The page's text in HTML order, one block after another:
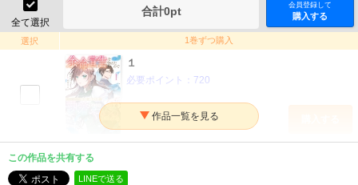
掲載誌
出版社
全て選択
合計0pt 会員登録して
購入する
選択 1巻ずつ購入
１
必要ポイント： 720
必要ポイント：
この作品を共有する
LINEで送る